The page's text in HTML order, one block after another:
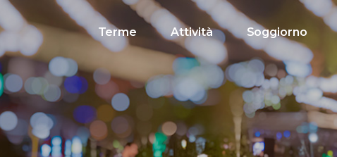
Terme Attività Soggiorno